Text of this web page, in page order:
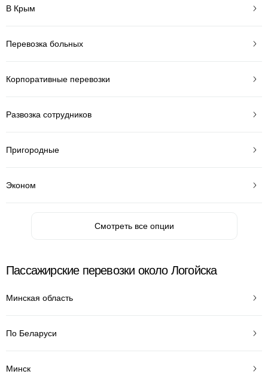
В Крым
Перевозка больных
Корпоративные перевозки
Развозка сотрудников
Пригородные
Эконом
Смотреть все опции
Пассажирские перевозки около Логойска
Минская область
По Беларуси
Минск